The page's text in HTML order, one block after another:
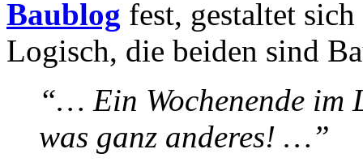
Baublog fest, gestaltet
Logisch, die beiden sind
“… Ein Wochenende im
was ganz anderes! …”